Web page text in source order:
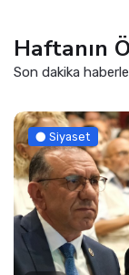
Haftanın
Son dakika
Siyaset